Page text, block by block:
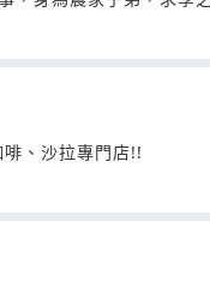
、沙拉專門店!!